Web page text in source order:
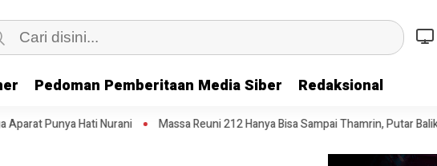
Pedoman Pemberitaan Media Siber Redaksional
Massa Reuni 212 Hanya Bisa Sampai Thamrin, Putar Balik ke HI Sambil Salawat